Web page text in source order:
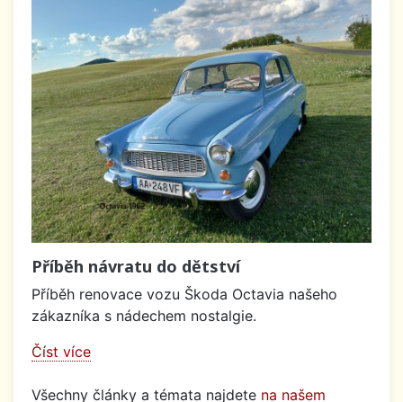
Příběh návratu do dětství
Příběh renovace vozu Škoda Octavia našeho
zákazníka s nádechem nostalgie.
Číst více
Všechny články a témata najdete na našem